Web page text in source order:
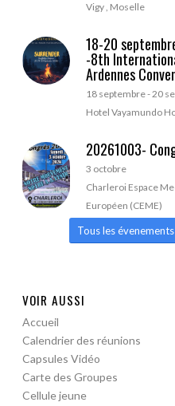
Vigy , Moselle
18-20
-8th
Ardennes
18 septembre-20
Hotel Vayamundo
20261003-
3 octobre
Charleroi Espace
Européen (CEME)
Tous les évenements
VOIR AUSSI
Accueil
Calendrier des réunions
Capsules Vidéo
Carte des Groupes
Cellule jeune